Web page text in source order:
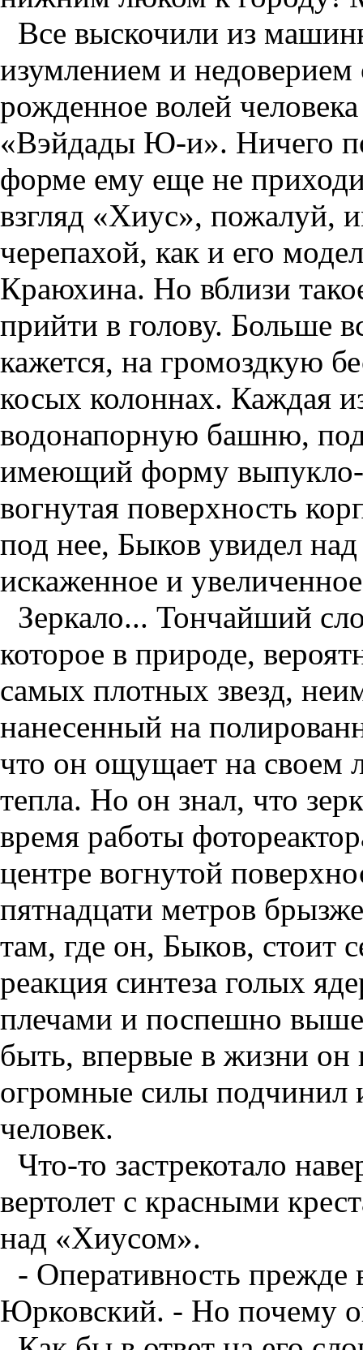
Все выскочили из
изумлением и
рожденное волей
«Вэйдады Ю-и». Ничего
форме ему еще не
взгляд «Хиус», пожалуй,
черепахой, как и его
Краюхина. Но вблизи
прийти в голову. Больше
кажется, на громоздкую
косых колоннах. Каждая
водонапорную башню,
имеющий форму
вогнутая поверхность
под нее, Быков увидел
искаженное и
Зеркало... Тончайший
которое в природе,
самых плотных звезд,
нанесенный на
что он ощущает на своем
тепла. Но он знал, что
время работы
центре вогнутой
пятнадцати метров
там, где он, Быков, стоит
реакция синтеза голых
плечами и поспешно
быть, впервые в жизни он
огромные силы подчинил
человек.
Что-то застрекотало
вертолет с красными
над «Хиусом».
- Оперативность прежде
Юрковский. - Но почему